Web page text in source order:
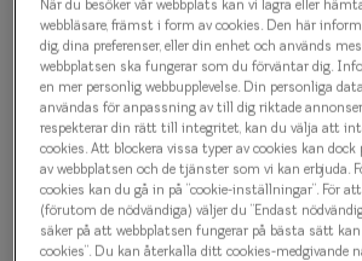
1 000 kr
Välj färg:
Brun
När du besöker vår webbplats kan vi lagra eller
webbläsare, främst i form av cookies. Den här
dig, dina preferenser, eller din enhet och används
webbplatsen ska fungerar som du förväntar dig.
en mer personlig webbupplevelse. Din personliga
användas för anpassning av till dig riktade
respekterar din rätt till integritet, kan du välja att
cookies. Att blockera vissa typer av cookies kan dock
av webbplatsen och de tjänster som vi kan erbjuda.
cookies kan du gå in på ”cookie-inställningar”. För
(förutom de nödvändiga) väljer du ”Endast
säker på att webbplatsen fungerar på bästa sätt kan
cookies”. Du kan återkalla ditt cookies-medgivande